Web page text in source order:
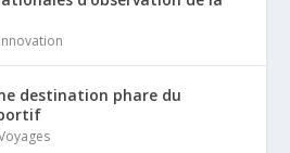
Innovation
destination phare du